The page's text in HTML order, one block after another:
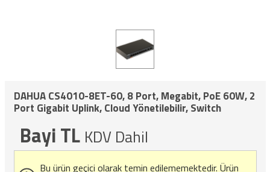
DAHUA CS4010-8ET-60, 8 Port, Megabit, PoE 60W, 2
Port Gigabit Uplink, Cloud Yönetilebilir, Switch
Bayi TL KDV Dahil
Bu ürün geçici olarak temin edilememektedir. Ürün